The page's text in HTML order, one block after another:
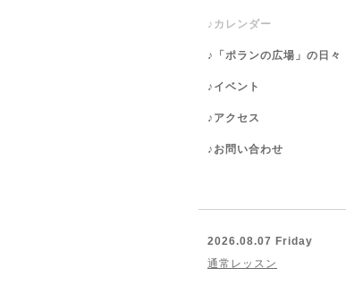
♪カレンダー
♪「ポランの広場」の日々
♪イベント
♪アクセス
♪お問い合わせ
2026.08.07 Friday
通常レッスン